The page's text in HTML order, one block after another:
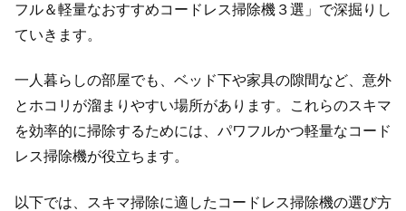
フル＆軽量なおすすめコードレス掃除機３選」で深掘りし
ていきます。
一人暮らしの部屋でも、ベッド下や家具の隙間など、意外
とホコリが溜まりやすい場所があります。これらのスキマ
を効率的に掃除するためには、パワフルかつ軽量なコード
レス掃除機が役立ちます。
以下では、スキマ掃除に適したコードレス掃除機の選び方